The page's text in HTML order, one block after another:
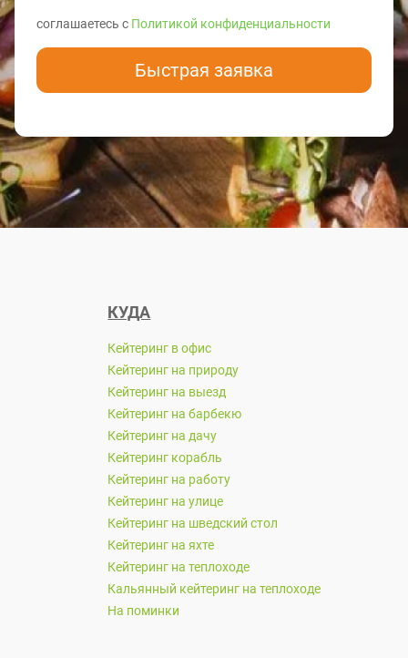
соглашаетесь с Политикой конфиденциальности
Быстрая заявка
КУДА
Кейтеринг в офис
Кейтеринг на природу
Кейтеринг на выезд
Кейтеринг на барбекю
Кейтеринг на дачу
Кейтеринг корабль
Кейтеринг на работу
Кейтеринг на улице
Кейтеринг на шведский стол
Кейтеринг на яхте
Кейтеринг на теплоходе
Кальянный кейтеринг на теплоходе
На поминки